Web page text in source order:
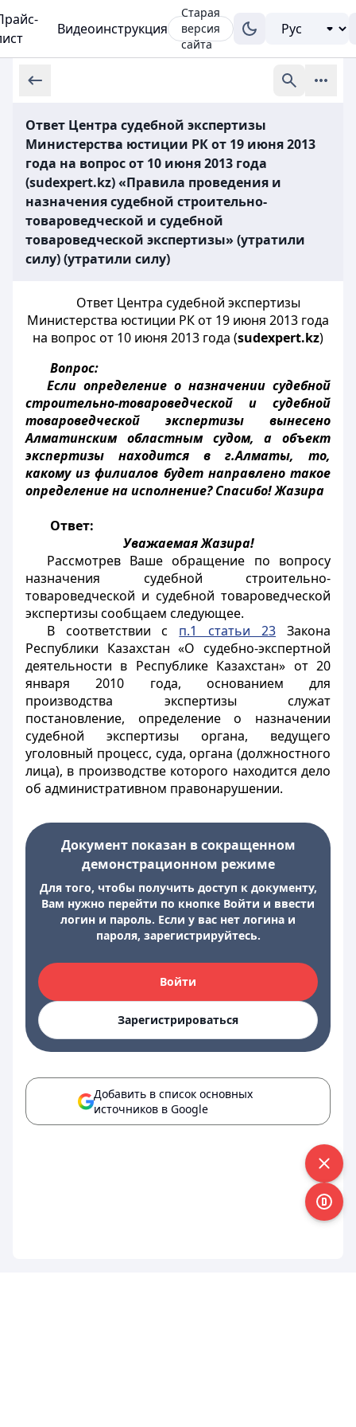
Видеоинструкция
Старая
версия
сайта
Ответ Центра судебной экспертизы
Министерства юстиции РК от 19 июня 2013
года на вопрос от 10 июня 2013 года
(sudexpert.kz) «Правила проведения и
назначения судебной строительно-
товароведческой и судебной
товароведческой экспертизы» (утратили
силу) (утратили силу)
Ответ Центра судебной экспертизы
Министерства юстиции РК от 19 июня 2013 года
на вопрос от 10 июня 2013 года (sudexpert.kz)
Вопрос:
Если определение о назначении судебной
строительно-товароведческой и судебной
товароведческой экспертизы вынесено
Алматинским областным судом, а объект
экспертизы находится в г.Алматы, то,
какому из филиалов будет направлено такое
определение на исполнение? Спасибо! Жазира
Ответ:
Уважаемая Жазира!
Рассмотрев Ваше обращение по вопросу
назначения судебной строительно-
товароведческой и судебной товароведческой
экспертизы сообщаем следующее.
В соответствии с п.1 статьи 23 Закона
Республики Казахстан «О судебно-экспертной
деятельности в Республике Казахстан» от 20
января 2010 года, основанием для
производства экспертизы служат
постановление, определение о назначении
судебной экспертизы органа, ведущего
уголовный процесс, суда, органа (должностного
лица), в производстве которого находится дело
об административном правонарушении.
Документ показан в сокращенном
демонстрационном режиме
Для того, чтобы получить доступ к документу,
Вам нужно перейти по кнопке Войти и ввести
логин и пароль. Если у вас нет логина и
пароля, зарегистрируйтесь.
Войти
Зарегистрироваться
Добавить в список основных
источников в Google